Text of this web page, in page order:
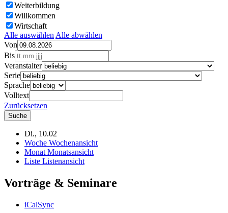
Weiterbildung
Willkommen
Wirtschaft
Alle auswählen Alle abwählen
Von
Bis
Veranstalter
Serie
Sprache
Volltext
Zurücksetzen
Di., 10.02
Woche Wochenansicht
Monat Monatsansicht
Liste Listenansicht
Vorträge & Seminare
iCalSync